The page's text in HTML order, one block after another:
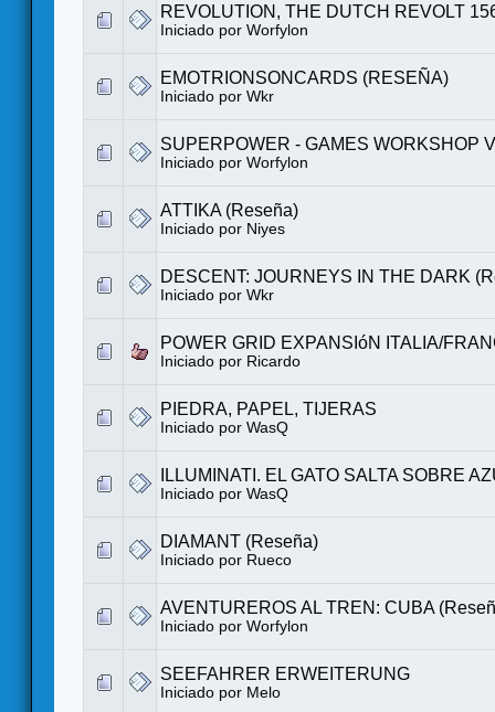
REVOLUTION, THE DUTCH REVOLT
Iniciado por Worfylon
EMOTRIONSONCARDS (RESEÑA)
Iniciado por Wkr
SUPERPOWER - GAMES WORKSHOP
Iniciado por Worfylon
ATTIKA (Reseña)
Iniciado por Niyes
DESCENT: JOURNEYS IN THE DARK
Iniciado por Wkr
POWER GRID EXPANSIóN ITALIA/
Iniciado por Ricardo
PIEDRA, PAPEL, TIJERAS
Iniciado por WasQ
ILLUMINATI. EL GATO SALTA SOBRE
Iniciado por WasQ
DIAMANT (Reseña)
Iniciado por Rueco
AVENTUREROS AL TREN: CUBA
Iniciado por Worfylon
SEEFAHRER ERWEITERUNG
Iniciado por Melo